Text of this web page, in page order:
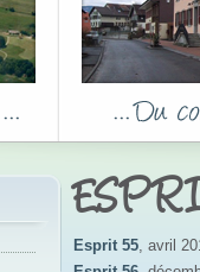
Esprit 55, avril